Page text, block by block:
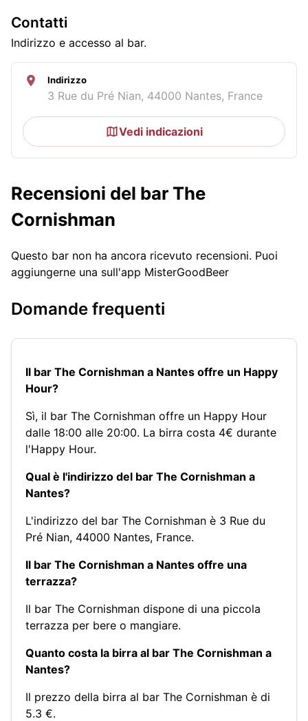
Contatti
Indirizzo e accesso al bar.
Indirizzo
3 Rue du Pré Nian, 44000 Nantes, France
Vedi indicazioni
Recensioni del bar The
Cornishman
Questo bar non ha ancora ricevuto recensioni. Puoi
aggiungerne una sull'app MisterGoodBeer
Domande frequenti
Il bar The Cornishman a Nantes offre un Happy
Hour?
Sì, il bar The Cornishman offre un Happy Hour
dalle 18:00 alle 20:00. La birra costa 4€ durante
l'Happy Hour.
Qual è l'indirizzo del bar The Cornishman a
Nantes?
L'indirizzo del bar The Cornishman è 3 Rue du
Pré Nian, 44000 Nantes, France.
Il bar The Cornishman a Nantes offre una
terrazza?
Il bar The Cornishman dispone di una piccola
terrazza per bere o mangiare.
Quanto costa la birra al bar The Cornishman a
Nantes?
Il prezzo della birra al bar The Cornishman è di
5.3 €.